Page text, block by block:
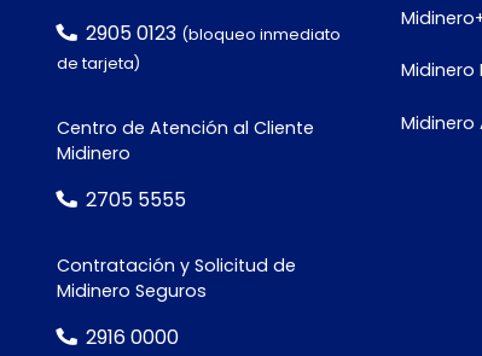
2905 0123 (bloqueo inmediato
de tarjeta)
Centro de Atención al Cliente
Midinero
2705 5555
Contratación y Solicitud de
Midinero Seguros
2916 0000
Midinero
Midinero